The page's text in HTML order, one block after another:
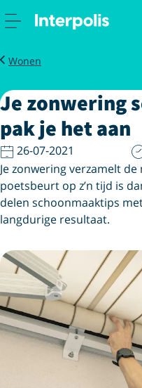
Magazine
Wonen
Je zonwering schoonmaken:
Je zonwering
pak je het aan
26-07-2021
Je zonwering verzamelt
poetsbeurt op z’n tijd is
delen schoonmaaktips
langdurige resultaat.